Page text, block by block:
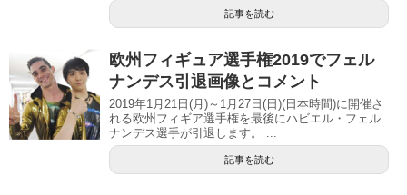
記事を読む
欧州フィギュア選手権2019でフェル
ナンデス引退画像とコメント
2019年1月21日(月)～1月27日(日)(日本時間)に開催さ
れる欧州フィギア選手権を最後にハビエル・フェル
ナンデス選手が引退します。 ...
記事を読む